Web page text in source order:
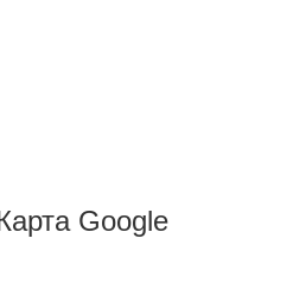
Google